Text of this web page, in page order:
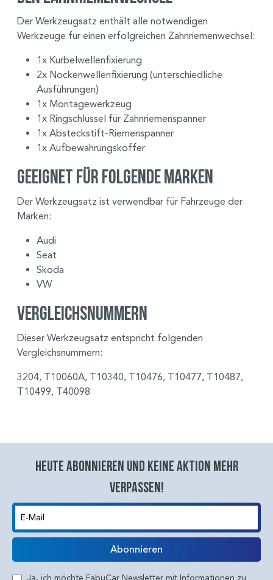
Der Werkzeugsatz enthält alle notwendigen
Werkzeuge für einen erfolgreichen Zahnriemenwechsel:
1x Kurbelwellenfixierung
2x Nockenwellenfixierung (unterschiedliche
Ausführungen)
1x Montagewerkzeug
1x Ringschlüssel für Zahnriemenspanner
1x Absteckstift-Riemenspanner
1x Aufbewahrungskoffer
Geeignet für folgende Marken
Der Werkzeugsatz ist verwendbar für Fahrzeuge der
Marken:
Audi
Seat
Skoda
VW
Vergleichsnummern
Dieser Werkzeugsatz entspricht folgenden
Vergleichsnummern:
3204, T10060A, T10340, T10476, T10477, T10487,
T10499, T40098
Heute abonnieren und keine aktion mehr
verpassen!
E-Mail
Abonnieren
Ja, ich möchte FabuCar Newsletter mit Informationen zu